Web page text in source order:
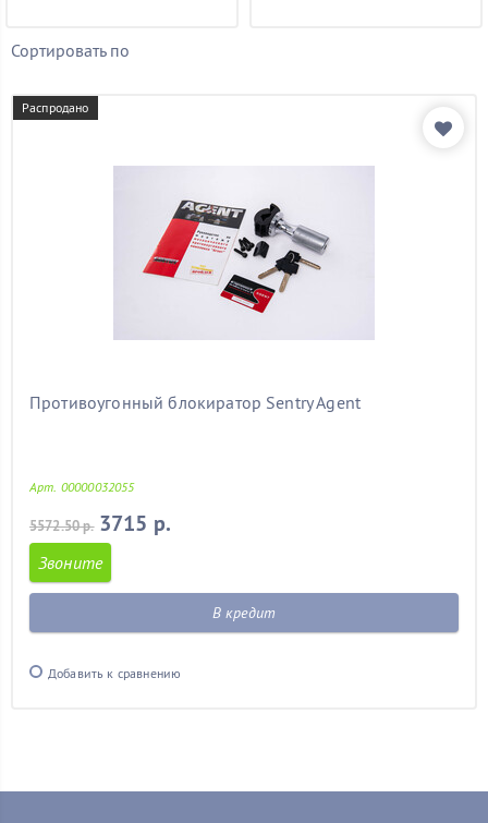
Сортировать по
Распродано
Противоугонный блокиратор Sentry Agent
Арт. 00000032055
5572.50 р. 3715 р.
Звоните
В кредит
Добавить к сравнению